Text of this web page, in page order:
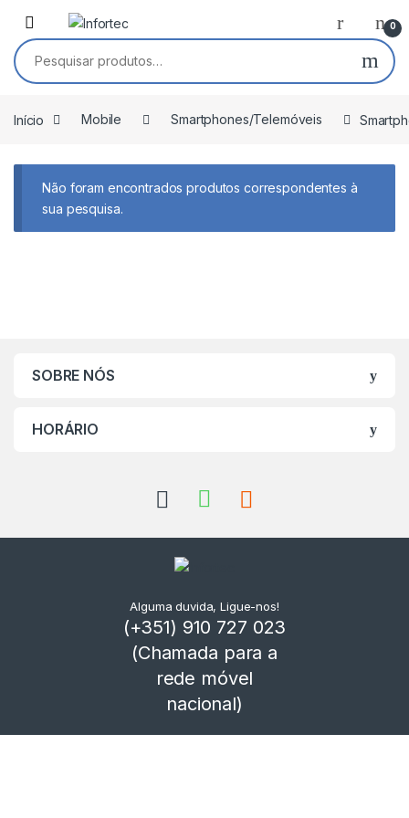
Saltar para navegação
Pular para o conteúdo
0
Pesquisar por:
Início Mobile Smartphones/Telemóveis
Não foram encontrados produtos correspondentes à
sua pesquisa.
SOBRE NÓS
HORÁRIO
Alguma duvida, Ligue-nos!
(+351) 910 727 023
(Chamada para a
rede móvel
nacional)